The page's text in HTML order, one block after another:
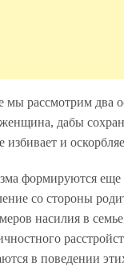
мы рассмотрим два
дабы
избивает и
формируются еще
со стороны
насилия в
в поведении